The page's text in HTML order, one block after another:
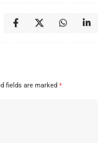
fields are marked *